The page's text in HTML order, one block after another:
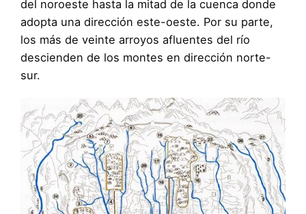
del noroeste hasta la mitad de la cuenca donde
adopta una dirección este-oeste. Por su parte,
los más de veinte arroyos afluentes del río
descienden de los montes en dirección norte-
sur.